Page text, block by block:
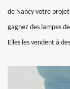
de Nancy votre projet
gagnez des lampes
Elles les vendent à